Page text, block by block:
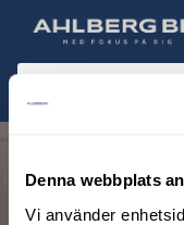
Denna webbplats
Vi använder
huvudinnehållet
Dragkrok,